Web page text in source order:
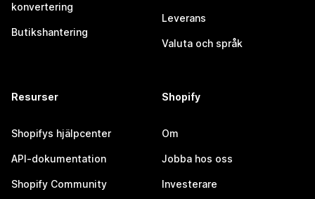
konvertering
Butikshantering
Leverans
Valuta och språk
Resurser
Shopifys hjälpcenter
API-dokumentation
Shopify Community
Shopify
Om
Jobba hos oss
Investerare